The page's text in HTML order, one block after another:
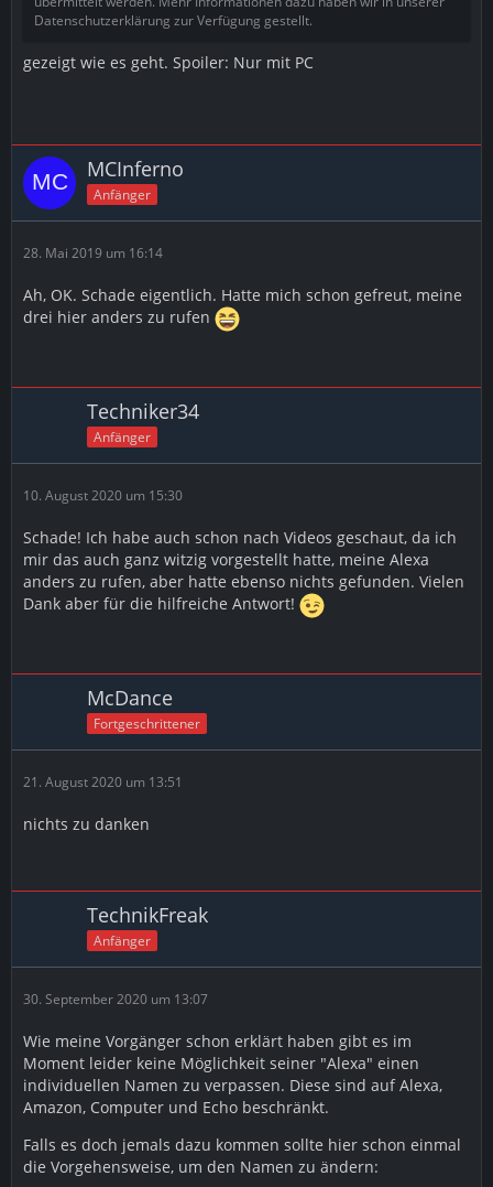
Datenschutzerklärung zur Verfügung gestellt.
gezeigt wie es geht. Spoiler: Nur mit PC
MCInferno
Anfänger
28. Mai 2019 um 16:14
Ah, OK. Schade eigentlich. Hatte mich schon gefreut, meine
drei hier anders zu rufen
Techniker34
Anfänger
10. August 2020 um 15:30
Schade! Ich habe auch schon nach Videos geschaut, da ich
mir das auch ganz witzig vorgestellt hatte, meine Alexa
anders zu rufen, aber hatte ebenso nichts gefunden. Vielen
Dank aber für die hilfreiche Antwort!
McDance
Fortgeschrittener
21. August 2020 um 13:51
nichts zu danken
TechnikFreak
Anfänger
30. September 2020 um 13:07
Wie meine Vorgänger schon erklärt haben gibt es im
Moment leider keine Möglichkeit seiner "Alexa" einen
individuellen Namen zu verpassen. Diese sind auf Alexa,
Amazon, Computer und Echo beschränkt.
Falls es doch jemals dazu kommen sollte hier schon einmal
die Vorgehensweise, um den Namen zu ändern: